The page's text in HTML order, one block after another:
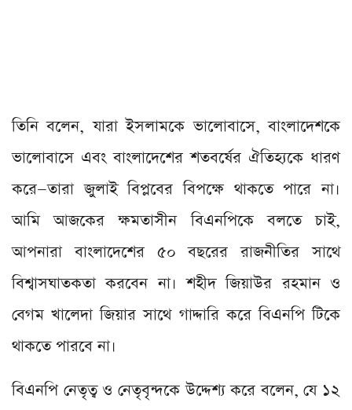
তিনি বলেন, যারা ইসলামকে ভালোবাসে, বাংলাদেশকে
ভালোবাসে এবং বাংলাদেশের শতবর্ষের ঐতিহ্যকে ধারণ
করে—তারা জুলাই বিপ্লবের বিপক্ষে থাকতে পারে না।
আমি আজকের ক্ষমতাসীন বিএনপিকে বলতে চাই,
আপনারা বাংলাদেশের ৫০ বছরের রাজনীতির সাথে
বিশ্বাসঘাতকতা করবেন না। শহীদ জিয়াউর রহমান ও
বেগম খালেদা জিয়ার সাথে গাদ্দারি করে বিএনপি টিকে
থাকতে পারবে না।
বিএনপি নেতৃত্ব ও নেতৃবৃন্দকে উদ্দেশ্য করে বলেন, যে ১২